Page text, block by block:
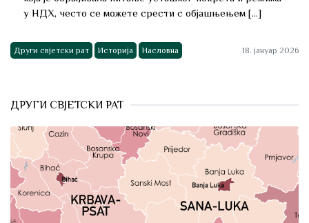
можете срести с објашњењем […]
Историја Насловна 18. јануар 2026
Croatia (NDH)
Други свјетски рат
ДРУГИ СВЈЕТСКИ РАТ